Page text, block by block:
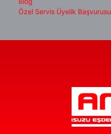
Özel Servis Üyelik Başvurusu